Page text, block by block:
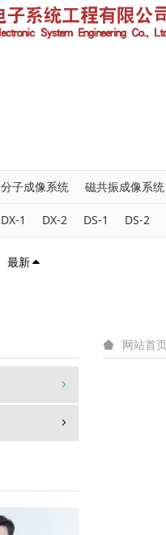
分子成像系统 磁共振成像系统
DX-1 DX-2 DS-1 DS-2
最新
网站首页